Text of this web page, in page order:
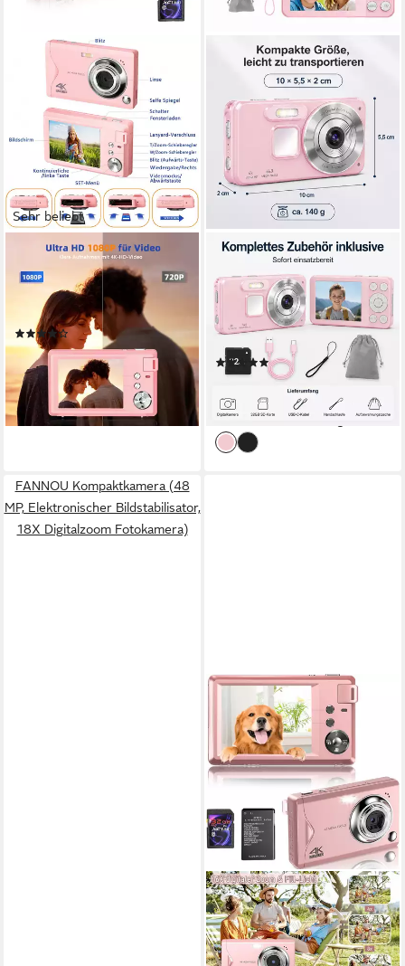
Sehr beliebt
FINE LIFE PRO
Kompaktkamera
48 MP Auflösung Foto
1080P Auflösung Video
(34)
67,99 €
lieferbar - in 3-4 Werktagen bei dir
XEOOCE
Zoll LCD 18x Zoom Vlog
Kamera Kompaktkamera
Auflösung Foto
(1)
68,99 € UVP89,99 €
-23%
lieferbar - in 3-4 Werktagen bei dir
FANNOU Kompaktkamera (48
MP, Elektronischer Bildstabilisator,
18X Digitalzoom Fotokamera)